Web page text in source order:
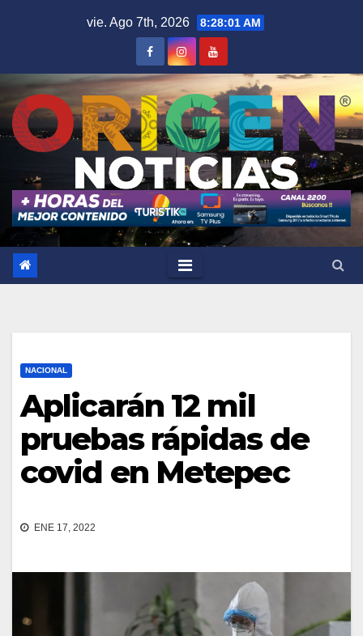
vie. Ago 7th, 2026 8:28:02 AM
NACIONAL
Aplicarán 12 mil
pruebas rápidas de
covid en Metepec
ENE 17, 2022